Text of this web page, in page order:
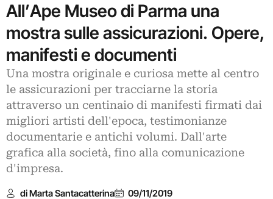
All’Ape Museo di Parma una
mostra sulle assicurazioni. Opere,
manifesti e documenti
Una mostra originale e curiosa mette al centro
le assicurazioni per tracciarne la storia
attraverso un centinaio di manifesti firmati dai
migliori artisti dell'epoca, testimonianze
documentarie e antichi volumi. Dall'arte
grafica alla società, fino alla comunicazione
d'impresa.
di Marta Santacatterina 09/11/2019